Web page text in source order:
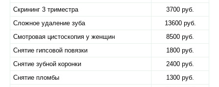
Скрининг 3 триместра
3700 руб.
Сложное удаление зуба
13600 руб.
Смотровая цистоскопия у женщин
8500 руб.
Снятие гипсовой повязки
1800 руб.
Снятие зубной коронки
2400 руб.
Снятие пломбы
1300 руб.